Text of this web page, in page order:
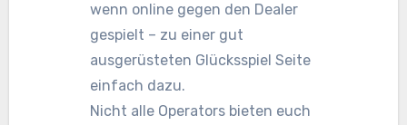
wenn online gegen den Dealer
gespielt – zu einer gut
ausgerüsteten Glücksspiel Seite
einfach dazu.
Nicht alle Operators bieten euch